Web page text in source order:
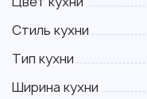
Стиль кухни
Тип кухни
Ширина кухни